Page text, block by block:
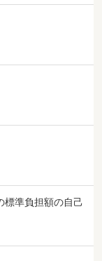
標準負担額の自己